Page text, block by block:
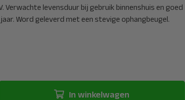
Verwachte levensduur bij gebruik binnenshuis en goed
Word geleverd met een stevige ophangbeugel.
In winkelwagen